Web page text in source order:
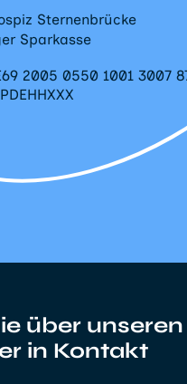
Sternenbrücke
Sparkasse
2005 0550 1001 3007
über unseren
in Kontakt